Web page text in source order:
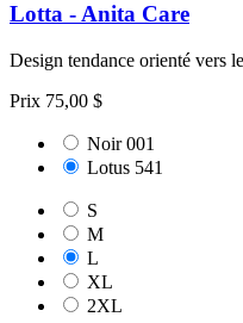
Lotta - Anita Care
Design tendance orienté vers
Prix 75,00 $
Noir 001
Lotus 541
S
M
L
XL
2XL